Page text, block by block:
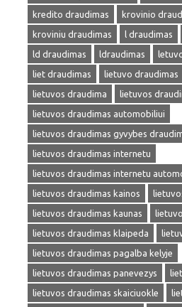
kredito draudimas
krovinio
kroviniu draudimas
l draudimas
ld draudimas
ldraudimas
liet draudimas
lietuvo draudimas
lietuvos draudima
lietuvos
lietuvos draudimas automobiliui
lietuvos draudimas gyvybes
lietuvos draudimas internetu
lietuvos draudimas internetu
lietuvos draudimas kainos
lietuvos draudimas kaunas
lietuvos draudimas klaipeda
lietuvos draudimas pagalba kelyje
lietuvos draudimas panevezys
lietuvos draudimas skaiciuokle